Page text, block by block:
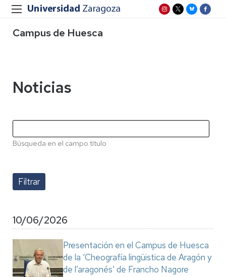
Campus de Huesca
Noticias
Búsqueda en el campo título
10/06/2026
Presentación en el Campus de Huesca
de la ‘Cheografía lingüistica de Aragón y
de l’aragonés’ de Francho Nagore